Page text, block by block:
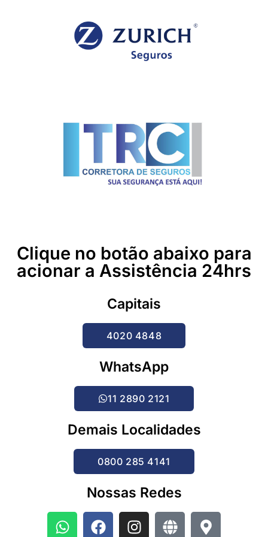
Clique no botão abaixo para
acionar a Assistência 24hrs
Capitais
4020 4848
WhatsApp
11 2890 2121
Demais Localidades
0800 285 4141
Nossas Redes